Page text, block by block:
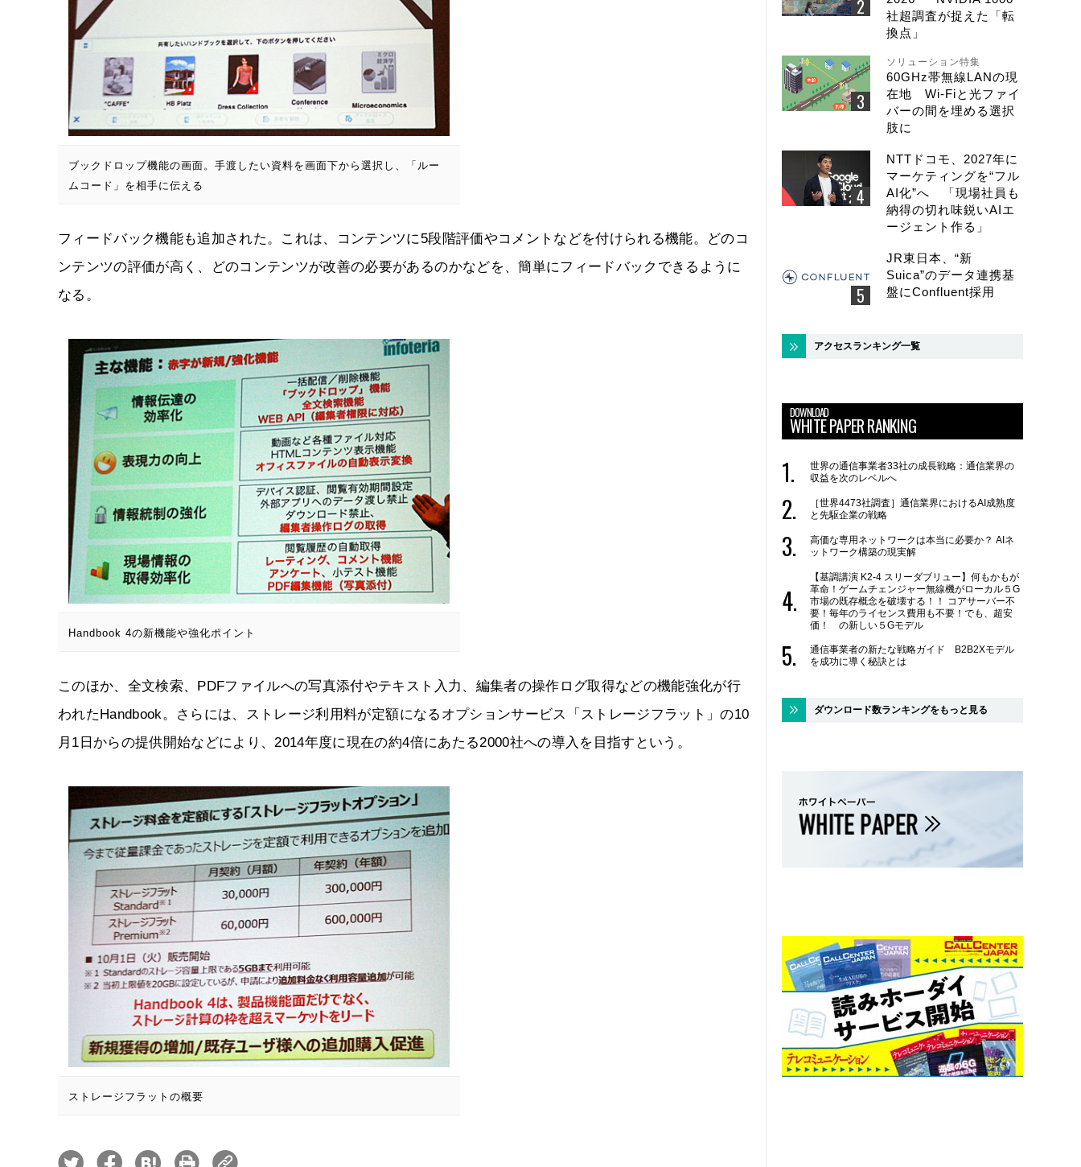
ブックドロップ機能の画面。手渡したい資料を画面下から選択し、「ルー
ムコード」を相手に伝える
フィードバック機能も追加された。これは、コンテンツに5段階評価やコメントなどを付けられる機能。どのコ
ンテンツの評価が高く、どのコンテンツが改善の必要があるのかなどを、簡単にフィードバックできるように
なる。
Handbook 4の新機能や強化ポイント
このほか、全文検索、PDFファイルへの写真添付やテキスト入力、編集者の操作ログ取得などの機能強化が行
われたHandbook。さらには、ストレージ利用料が定額になるオプションサービス「ストレージフラット」の10
月1日からの提供開始などにより、2014年度に現在の約4倍にあたる2000社への導入を目指すという。
ストレージフラットの概要
社超調査が捉えた「転
換点」
ソリューション特集
60GHz帯無線LANの現
在地 Wi-Fiと光ファイ
バーの間を埋める選択
肢に
NTTドコモ、2027年に
マーケティングを“フル
AI化”へ 「現場社員も
納得の切れ味鋭いAIエ
ージェント作る」
JR東日本、“新
Suica”のデータ連携基
盤にConfluent採用
アクセスランキング一覧
DOWNLOAD
WHITE PAPER RANKING
世界の通信事業者33社の成長戦略：通信業界の
収益を次のレベルへ
［世界4473社調査］通信業界におけるAI成熟度
と先駆企業の戦略
高価な専用ネットワークは本当に必要か？ AIネ
ットワーク構築の現実解
【基調講演 K2-4 スリーダブリュー】何もかもが
革命！ゲームチェンジャー無線機がローカル５G
市場の既存概念を破壊する！！ コアサーバー不
要！毎年のライセンス費用も不要！でも、超安
価！ の新しい５Gモデル
通信事業者の新たな戦略ガイド B2B2Xモデル
を成功に導く秘訣とは
ダウンロード数ランキングをもっと見る